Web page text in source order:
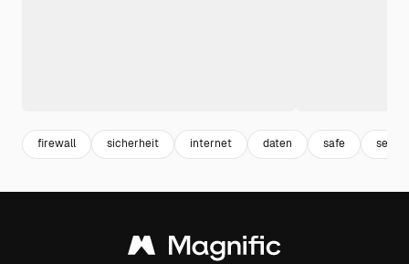
firewall sicherheit internet daten safe server